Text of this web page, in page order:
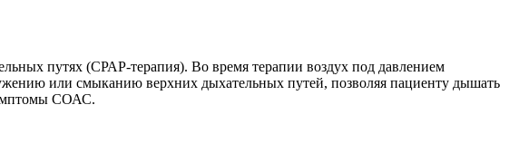
путях (СРАР-терапия). Во время терапии воздух под давлением
или смыканию верхних дыхательных путей, позволяя пациенту дышать
СОАС.